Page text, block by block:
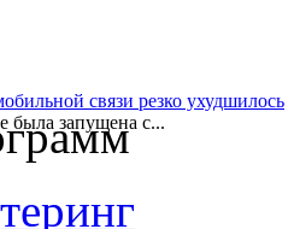
связи резко ухудшилось
была запущена с...